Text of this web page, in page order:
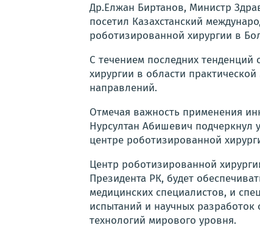
Др.Елжан Биртанов, Министр
посетил Казахстанский
роботизированной хирургии в
С течением последних
хирургии в области
направлений.
Отмечая важность применения
Нурсултан Абишевич подчеркнул
центре роботизированной
Центр роботизированной
Президента РК, будет
медицинских специалистов, и
испытаний и научных
технологий мирового уровня.